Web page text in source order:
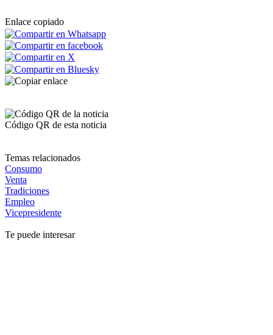
Enlace copiado
Código QR de esta noticia
Temas relacionados
Consumo
Venta
Tradiciones
Empleo
Vicepresidente
Te puede interesar